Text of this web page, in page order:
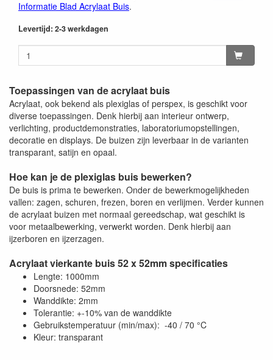
Informatie Blad Acrylaat Buis.
Levertijd: 2-3 werkdagen
Toepassingen van de acrylaat buis
Acrylaat, ook bekend als plexiglas of perspex, is geschikt voor
diverse toepassingen. Denk hierbij aan interieur ontwerp,
verlichting, productdemonstraties, laboratoriumopstellingen,
decoratie en displays. De buizen zijn leverbaar in de varianten
transparant, satijn en opaal.
Hoe kan je de plexiglas buis bewerken?
De buis is prima te bewerken. Onder de bewerkmogelijkheden
vallen: zagen, schuren, frezen, boren en verlijmen. Verder kunnen
de acrylaat buizen met normaal gereedschap, wat geschikt is
voor metaalbewerking, verwerkt worden. Denk hierbij aan
ijzerboren en ijzerzagen.
Acrylaat vierkante buis 52 x 52mm specificaties
Lengte: 1000mm
Doorsnede: 52mm
Wanddikte: 2mm
Tolerantie: +-10% van de wanddikte
Gebruikstemperatuur (min/max): -40 / 70 °C
Kleur: transparant